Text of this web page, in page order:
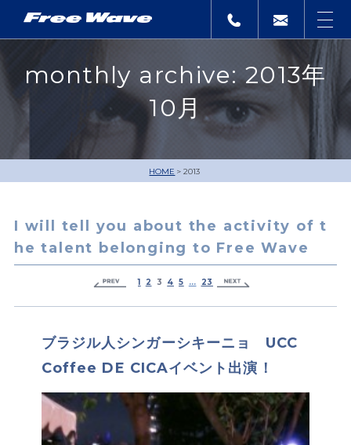
monthly archive: 2013年
10月
HOME 2013
I will tell you about the activity of t
he talent belonging to Free Wave
1 2 3 4 5 … 23
ブラジル人シンガーシキーニョ UCC
Coffee DE CICAイベント出演！